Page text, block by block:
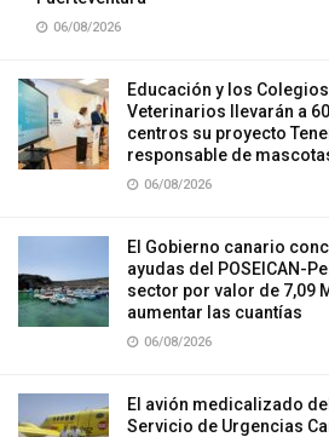
06/08/2026
Educación y los
Veterinarios llevarán a 60
centros su proyecto
responsable de
06/08/2026
El Gobierno canario
ayudas del POSEICAN-
sector por valor de 7,09
aumentar las cuantías
06/08/2026
El avión medicalizado del
Servicio de Urgencias